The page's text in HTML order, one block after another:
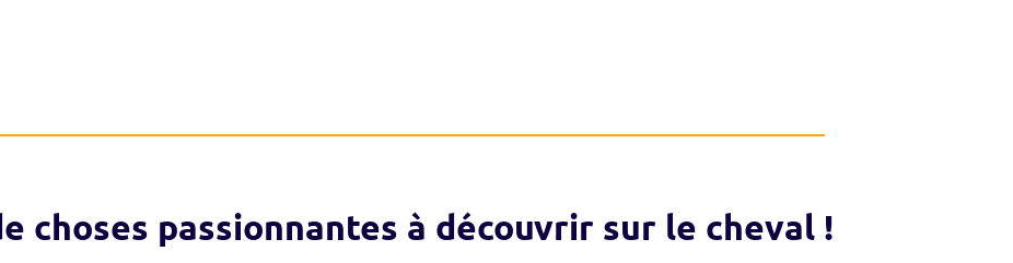
choses passionnantes à découvrir sur le cheval !